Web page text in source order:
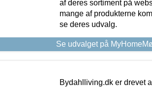
af deres sortiment på
mange af produkterne
se deres udvalg.
Se udvalget på
Bydahlliving.dk er drevet